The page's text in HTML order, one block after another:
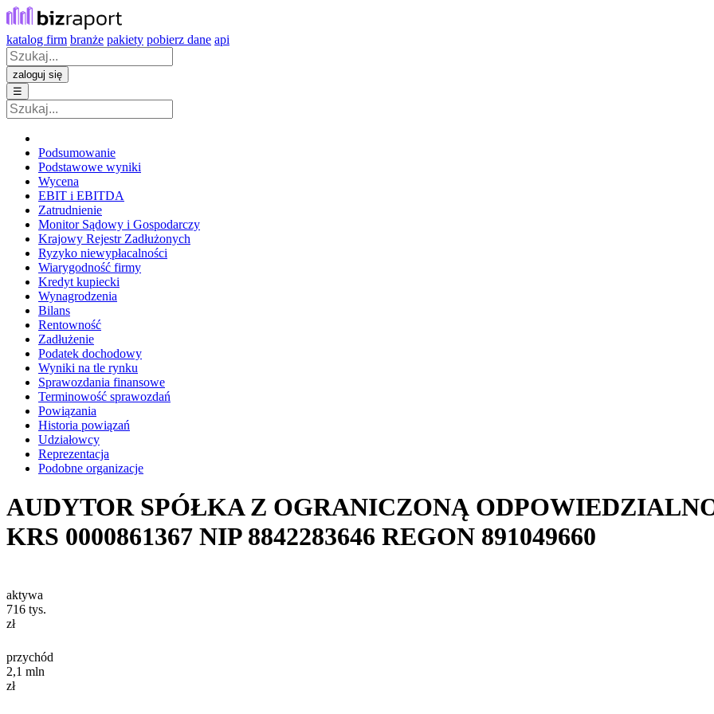
katalog firm branże pakiety pobierz dane api
zaloguj się
☰
Podsumowanie
Podstawowe wyniki
Wycena
EBIT i EBITDA
Zatrudnienie
Monitor Sądowy i Gospodarczy
Krajowy Rejestr Zadłużonych
Ryzyko niewypłacalności
Wiarygodność firmy
Kredyt kupiecki
Wynagrodzenia
Bilans
Rentowność
Zadłużenie
Podatek dochodowy
Wyniki na tle rynku
Sprawozdania finansowe
Terminowość sprawozdań
Powiązania
Historia powiązań
Udziałowcy
Reprezentacja
Podobne organizacje
AUDYTOR SPÓŁKA Z OGRANICZONĄ
KRS 0000861367 NIP 8842283646 REGON 891049660
aktywa
716 tys.
zł
przychód
2,1 mln
zł